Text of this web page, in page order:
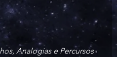
Analogias e Percursos